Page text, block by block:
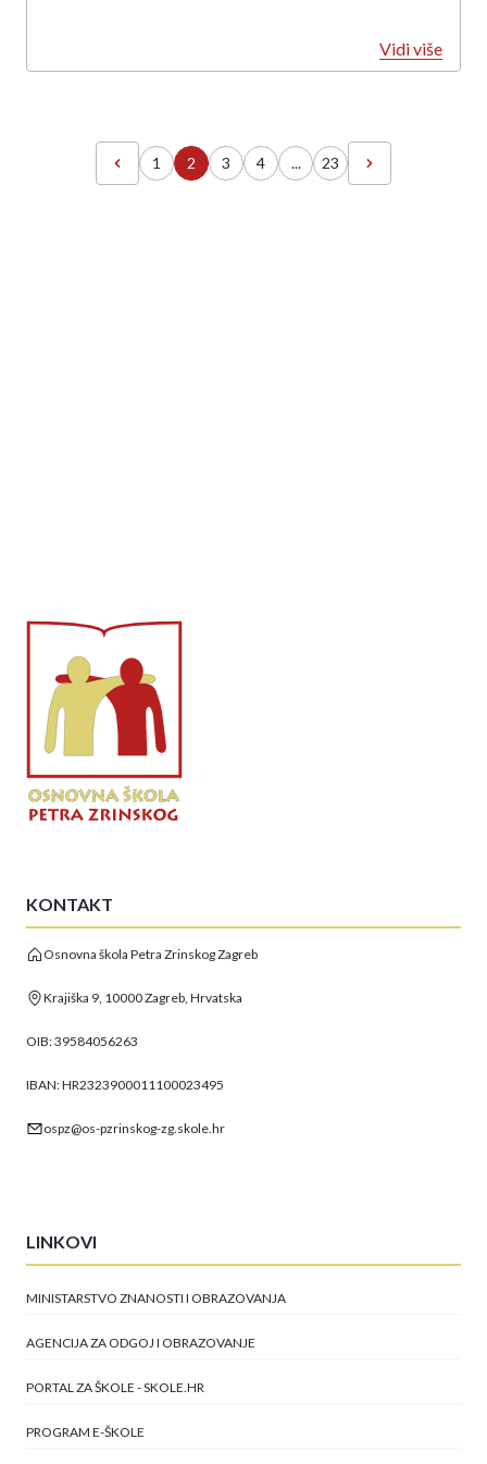
Vidi više
1 2 3 4 ... 23
KONTAKT
Osnovna škola Petra Zrinskog Zagreb
Krajiška 9, 10000 Zagreb, Hrvatska
OIB: 39584056263
IBAN: HR2323900011100023495
ospz@os-pzrinskog-zg.skole.hr
LINKOVI
MINISTARSTVO ZNANOSTI I OBRAZOVANJA
AGENCIJA ZA ODGOJ I OBRAZOVANJE
PORTAL ZA ŠKOLE - SKOLE.HR
PROGRAM E-ŠKOLE